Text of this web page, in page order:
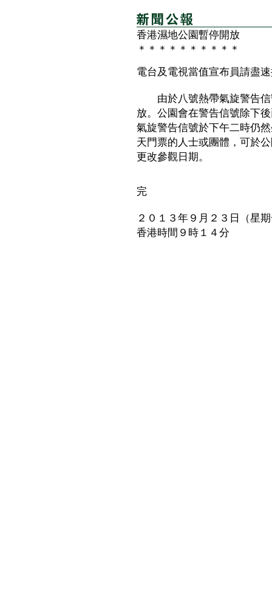
香港濕地公園暫停開放
＊＊＊＊＊＊＊＊＊＊
電台及電視當值宣布員請盡
由於八號熱帶氣旋警告信
放。公園會在警告信號除下
氣旋警告信號於下午二時仍
天門票的人士或團體，可於
更改參觀日期。
完
２０１３年９月２３日（星
香港時間９時１４分